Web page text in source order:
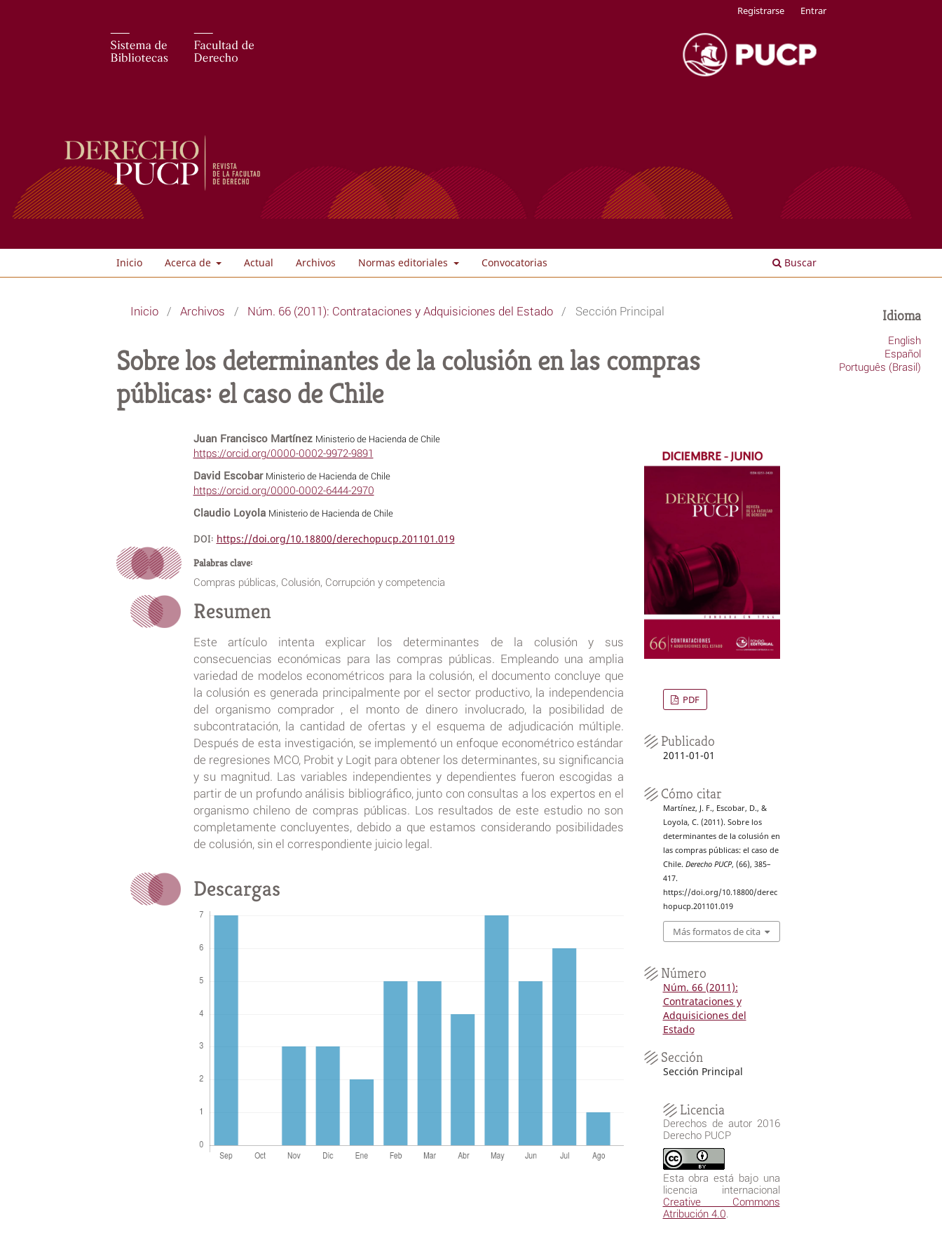
Inicio Acerca de Actual Archivos Normas editoriales Convocatorias Buscar
Registrarse Entrar
Inicio / Archivos / Núm. 66 (2011): Contrataciones y Adquisiciones del Estado / Sección Principal
Sobre los determinantes de la colusión en las compras
públicas: el caso de Chile
Juan Francisco Martínez Ministerio de Hacienda de Chile
https://orcid.org/0000-0002-9972-9891
David Escobar Ministerio de Hacienda de Chile
https://orcid.org/0000-0002-6444-2970
Claudio Loyola Ministerio de Hacienda de Chile
DOI: https://doi.org/10.18800/derechopucp.201101.019
Palabras clave:
Compras públicas, Colusión, Corrupción y competencia
Resumen
Este artículo intenta explicar los determinantes de la colusión y sus
consecuencias económicas para las compras públicas. Empleando una amplia
variedad de modelos econométricos para la colusión, el documento concluye que
la colusión es generada principalmente por el sector productivo, la independencia
del organismo comprador , el monto de dinero involucrado, la posibilidad de
subcontratación, la cantidad de ofertas y el esquema de adjudicación múltiple.
Después de esta investigación, se implementó un enfoque econométrico estándar
de regresiones MCO, Probit y Logit para obtener los determinantes, su significancia
y su magnitud. Las variables independientes y dependientes fueron escogidas a
partir de un profundo análisis bibliográfico, junto con consultas a los expertos en el
organismo chileno de compras públicas. Los resultados de este estudio no son
completamente concluyentes, debido a que estamos considerando posibilidades
de colusión, sin el correspondiente juicio legal.
Descargas
PDF
Publicado
2011-01-01
Cómo citar
Martínez, J. F., Escobar, D., &
Loyola, C. (2011). Sobre los
determinantes de la colusión en
las compras públicas: el caso de
Chile. Derecho PUCP, (66), 385–
417.
https://doi.org/10.18800/derec
hopucp.201101.019
Más formatos de cita
Número
Núm. 66 (2011):
Contrataciones y
Adquisiciones del
Estado
Sección
Sección Principal
Licencia
Derechos de autor 2016
Derecho PUCP
Esta obra está bajo una
licencia internacional
Creative Commons
Atribución 4.0
Idioma
English
Español
Português (Brasil)